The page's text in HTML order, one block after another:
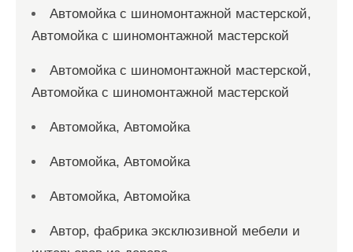
Автомойка с шиномонтажной мастерской,
Автомойка с шиномонтажной мастерской
Автомойка с шиномонтажной мастерской,
Автомойка с шиномонтажной мастерской
Автомойка, Автомойка
Автомойка, Автомойка
Автомойка, Автомойка
Автор, фабрика эксклюзивной мебели и